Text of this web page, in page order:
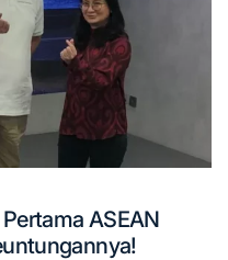
ASEAN